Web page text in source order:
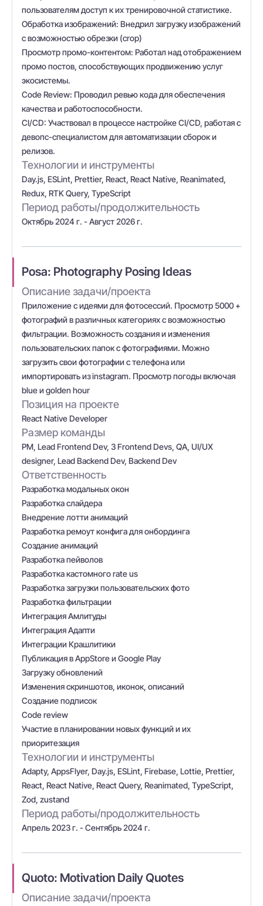
пользователям доступ к их тренировочной статистике.
Обработка изображений: Внедрил загрузку изображений
с возможностью обрезки (crop)
Просмотр промо-контентом: Работал над отображением
промо постов, способствующих продвижению услуг
экосистемы.
Code Review: Проводил ревью кода для обеспечения
качества и работоспособности.
CI/CD: Участвовал в процессе настройке CI/CD, работая с
девопс-специалистом для автоматизации сборок и
релизов.
Технологии и инструменты
Day.js, ESLint, Prettier, React, React Native, Reanimated,
Redux, RTK Query, TypeScript
Период работы/продолжительность
Октябрь 2024 г. - Август 2026 г.
Posa: Photography Posing Ideas
Описание задачи/проекта
Приложение с идеями для фотосессий. Просмотр 5000 +
фотографий в различных категориях с возможностью
фильтрации. Возможность создания и изменения
пользовательских папок с фотографиями. Можно
загрузить свои фотографии с телефона или
импортировать из instagram. Просмотр погоды включая
blue и golden hour
Позиция на проекте
React Native Developer
Размер команды
PM, Lead Frontend Dev, 3 Frontend Devs, QA, UI/UX
designer, Lead Backend Dev, Backend Dev
Ответственность
Разработка модальных окон
Разработка слайдера
Внедрение лотти анимаций
Разработка ремоут конфига для онбординга
Создание анимаций
Разработка пейволов
Разработка кастомного rate us
Разработка загрузки пользовательских фото
Разработка фильтрации
Интеграция Амлитуды
Интеграция Адапти
Интеграции Крашлитики
Публикация в AppStore и Google Play
Загрузку обновлений
Изменения скриншотов, иконок, описаний
Создание подписок
Code review
Участие в планировании новых функций и их
приоритезация
Технологии и инструменты
Adapty, AppsFlyer, Day.js, ESLint, Firebase, Lottie, Prettier,
React, React Native, React Query, Reanimated, TypeScript,
Zod, zustand
Период работы/продолжительность
Апрель 2023 г. - Сентябрь 2024 г.
Quoto: Motivation Daily Quotes
Описание задачи/проекта